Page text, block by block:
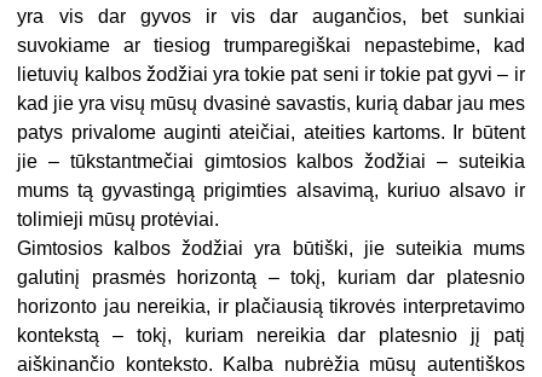
yra vis dar gyvos ir vis dar augančios, bet sunkiai
suvokiame ar tiesiog trumparegiškai nepastebime, kad
lietuvių kalbos žodžiai yra tokie pat seni ir tokie pat gyvi – ir
kad jie yra visų mūsų dvasinė savastis, kurią dabar jau mes
patys privalome auginti ateičiai, ateities kartoms. Ir būtent
jie – tūkstantmečiai gimtosios kalbos žodžiai – suteikia
mums tą gyvastingą prigimties alsavimą, kuriuo alsavo ir
tolimieji mūsų protėviai.
Gimtosios kalbos žodžiai yra būtiški, jie suteikia mums
galutinį prasmės horizontą – tokį, kuriam dar platesnio
horizonto jau nereikia, ir plačiausią tikrovės interpretavimo
kontekstą – tokį, kuriam nereikia dar platesnio jį patį
aiškinančio konteksto. Kalba nubrėžia mūsų autentiškos